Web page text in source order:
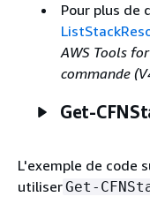
Pour plus de
AWS Tools
commande
Get-
L'exemple de code
utiliserGet-